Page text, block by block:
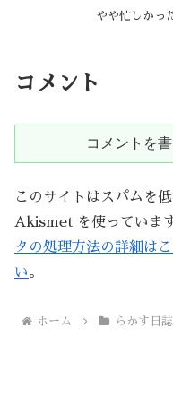
やや忙しかっ
コメント
コメントを
このサイトはスパムを
Akismet を使っています
タの処理方法の詳細は
い。
ホーム らかす日誌